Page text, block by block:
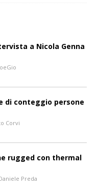
a Nicola Genna
di conteggio persone
Corvi
rugged con thermal
Preda